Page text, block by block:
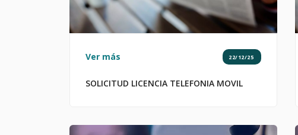
Ver más 22/12/25
SOLICITUD LICENCIA TELEFONIA MOVIL